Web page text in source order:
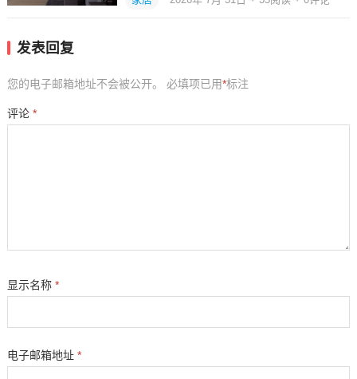
发表回复
您的电子邮箱地址不会被公开。 必填项已用*标注
评论 *
显示名称 *
电子邮箱地址 *